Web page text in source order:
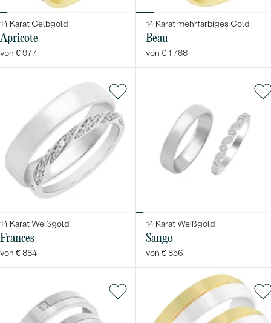
14 Karat Gelbgold
Apricote
von € 977
14 Karat mehrfarbiges Gold
Beau
von € 1 788
14 Karat Weißgold
Frances
von € 884
14 Karat Weißgold
Sango
von € 856